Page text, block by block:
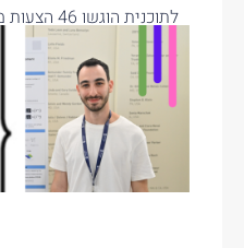
לתוכנית
המסלול האישי למסלול
תחרותי נבחרו עשר הצעות...